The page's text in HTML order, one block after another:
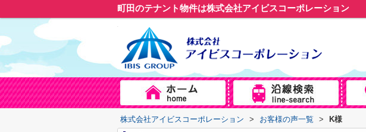
町田のテナント物件は株式会社アイビスコーポレーション
株式会社アイビスコーポレーション > お客様の声一覧 > K様